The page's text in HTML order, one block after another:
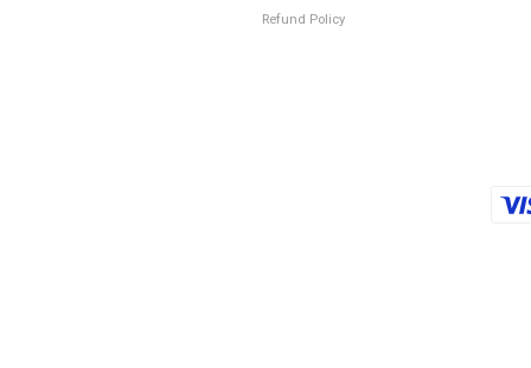
Refund Policy